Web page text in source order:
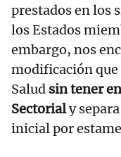
prestados en los
los Estados
embargo, nos
modificación que
Salud sin tener
Sectorialy
inicial por